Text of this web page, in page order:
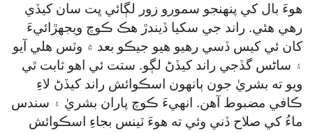
هوءَ بال کي پنهنجو سمورو زور لڳائي ڀت سان کيڏي
رهي هئي. راند جي سکيا ڏيندڙ هڪ ڪوچ ويجهڙائيءَ
کان ئي کيس ڏسي رهيو هيو جيڪو بعد ۾ وٽس هلي آيو
۽ ساڻس گڏجي راند کيڏڻ لڳو. ستت ئي اهو ثابت ٿي
ويو ته بشريٰ جون ٻانهون اسڪوائش راند کيڏڻ لاءِ
ڪافي مضبوط آهن. انهيءَ ڪوچ پاران بشريٰ ۽ سندس
ماءُ کي صلاح ڏني وئي ته هوءَ ٽينس بجاءِ اسڪوائش